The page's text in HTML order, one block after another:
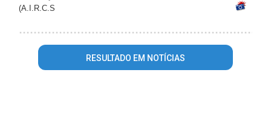
(A.I.R.C.S
RESULTADO EM NOTÍCIAS